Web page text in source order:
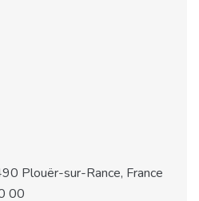
Plouër-sur-Rance, France
00